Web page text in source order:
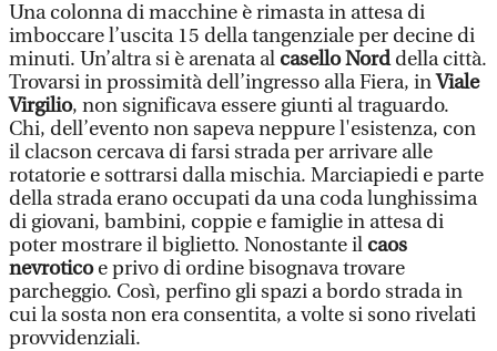
Una colonna di macchine è rimasta in attesa di
imboccare l’uscita 15 della tangenziale per decine di
minuti. Un’altra si è arenata al casello Norddella città.
Trovarsi in prossimità dell’ingresso alla Fiera, inViale
Virgilio, non significava essere giunti al traguardo.
Chi, dell’evento non sapeva neppure l'esistenza, con
il clacson cercava di farsi strada per arrivare alle
rotatorie e sottrarsi dalla mischia. Marciapiedi e parte
della strada erano occupati da una coda lunghissima
di giovani, bambini, coppie e famiglie in attesa di
poter mostrare il biglietto. Nonostante il caos
nevroticoe privo di ordine bisognava trovare
parcheggio. Così, perfino gli spazi a bordo strada in
cui la sosta non era consentita, a volte si sono rivelati
provvidenziali.